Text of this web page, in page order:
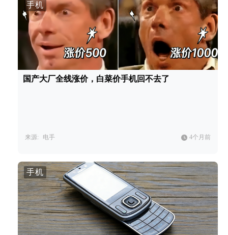
手机
国产大厂全线涨价，白菜价手机回不去了
来源: 电手 4个月前
手机